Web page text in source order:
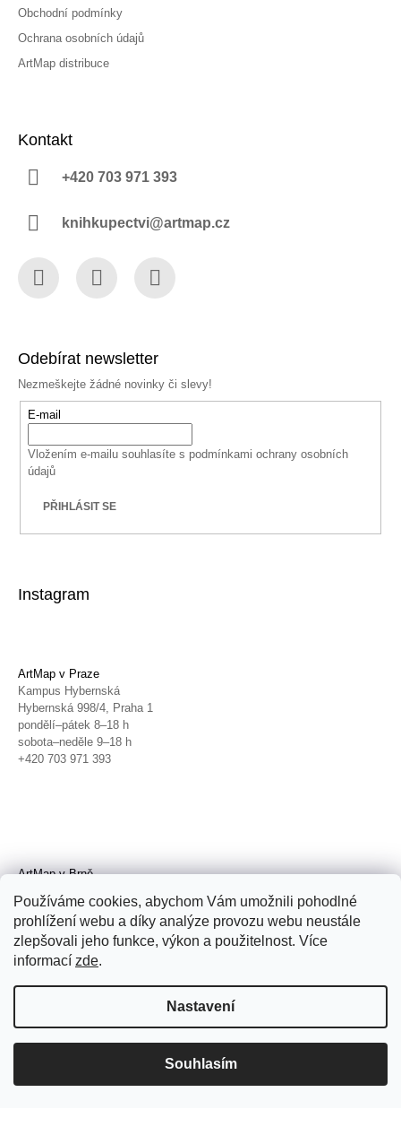
Používáme cookies, abychom Vám umožnili pohodlné
prohlížení webu a díky analýze provozu webu neustále
zlepšovali jeho funkce, výkon a použitelnost. Více
informací zde.
Nastavení
Souhlasím
Obchodní podmínky
Ochrana osobních údajů
ArtMap distribuce
Kontakt
+420 703 971 393
knihkupectvi@artmap.cz
Odebírat newsletter
Nezmeškejte žádné novinky či slevy!
E-mail
Vložením e-mailu souhlasíte s podmínkami ochrany osobních
údajů
PŘIHLÁSIT SE
Instagram
ArtMap v Praze
Kampus Hybernská
Hybernská 998/4, Praha 1
pondělí–pátek 8–18 h
sobota–neděle 9–18 h
+420 703 971 393
ArtMap v Brně
Radnická 4, Brno
úterý–pátek 11–19 h
sobota 14–19 h
+420 702 152 298